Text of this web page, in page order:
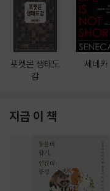
포켓몬 생태도
감
세네카
지금 이 책